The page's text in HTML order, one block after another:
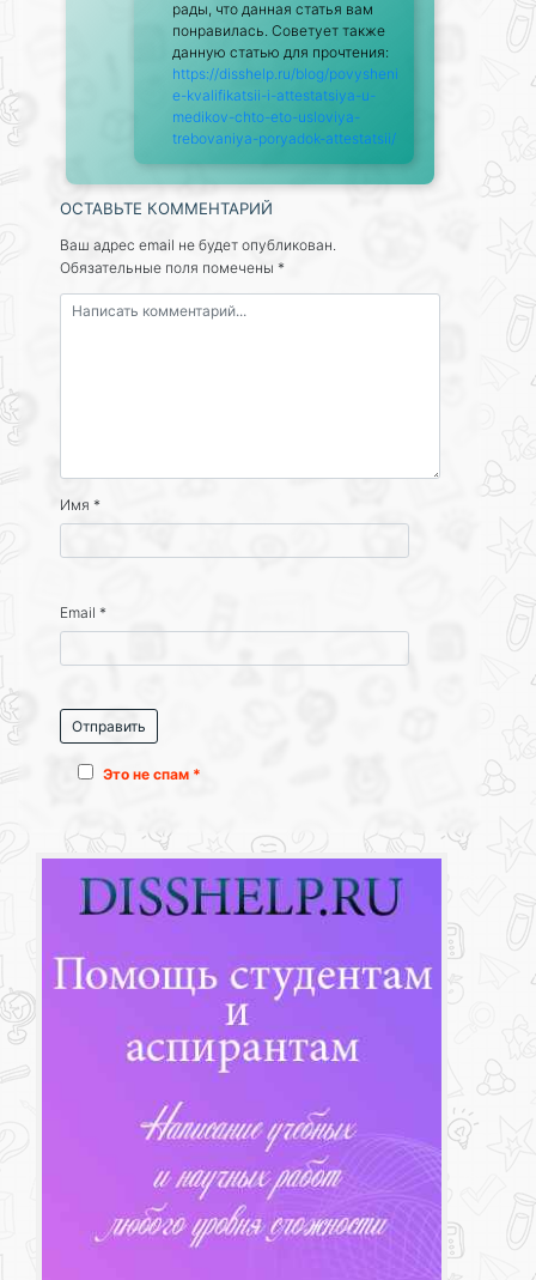
рады, что данная статья вам
понравилась. Советует также
данную статью для прочтения:
https://disshelp.ru/blog/povysheni
e-kvalifikatsii-i-attestatsiya-u-
medikov-chto-eto-usloviya-
trebovaniya-poryadok-attestatsii/
ОСТАВЬТЕ КОММЕНТАРИЙ
Ваш адрес email не будет опубликован.
Обязательные поля помечены *
Имя *
Email *
Это не спам *